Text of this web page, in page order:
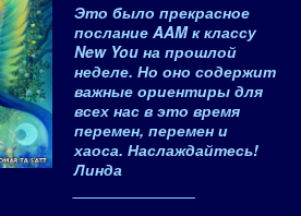
Это было прекрасное
послание AAM к классу
New You на прошлой
неделе. Но оно содержит
важные ориентиры для
всех нас в это время
перемен, перемен и
хаоса. Наслаждайтесь!
Линда